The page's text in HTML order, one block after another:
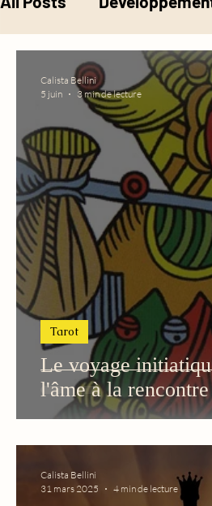
Musique Alchimie
Le voyage
l'âme à la
Tarot
Calista Bellini
5 juin
3 min de lecture
Calista Bellini
31 mars 2025
4 min de lecture